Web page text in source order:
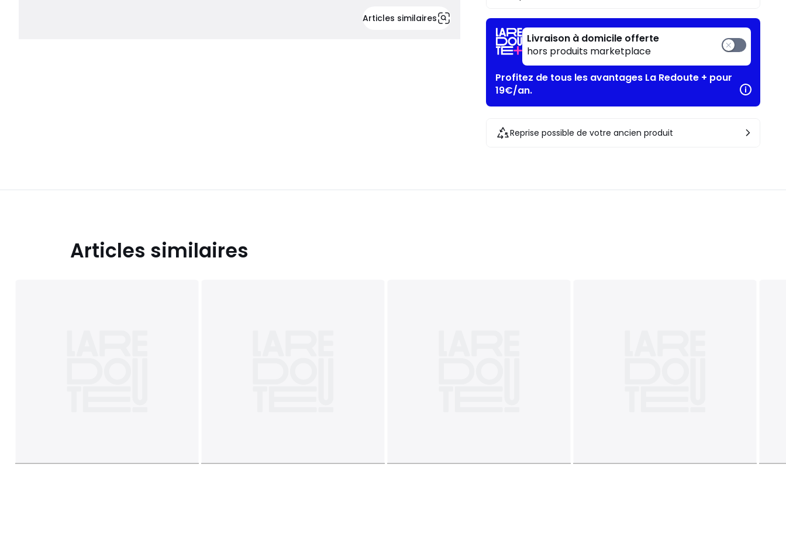
Articles similaires
Livraison à domicile offerte
hors produits marketplace
Profitez de tous les avantages La Redoute + pour
19€/an.
Reprise possible de votre ancien produit
Articles similaires